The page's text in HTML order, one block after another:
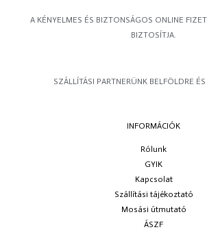
A KÉNYELMES ÉS BIZTONSÁGOS ONLINE
BIZTOSÍTJA.
SZÁLLÍTÁSI PARTNERÜNK BELFÖLDRE
INFORMÁCIÓK
Rólunk
GYIK
Kapcsolat
Szállítási tájékoztató
Mosási útmutató
ÁSZF